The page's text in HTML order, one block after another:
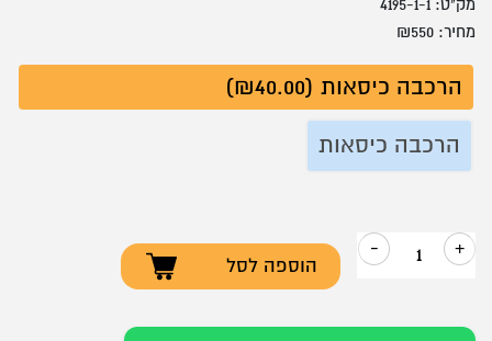
מחיר: ₪550
הרכבה כיסאות (₪40.00)
הרכבה כיסאות
+
כמות
-
הוספה לסל
מק"ט: 4195-1-1